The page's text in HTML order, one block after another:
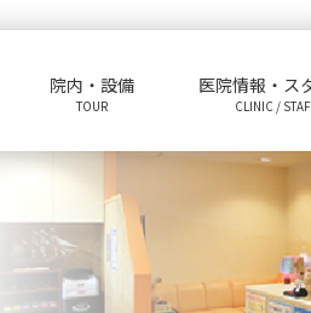
院内・設備
TOUR
医院情報・ス
CLINIC /